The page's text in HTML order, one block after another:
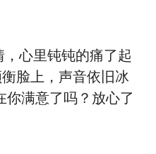
心里钝钝的痛了起
脸上，声音依旧冰
你满意了吗？放心了